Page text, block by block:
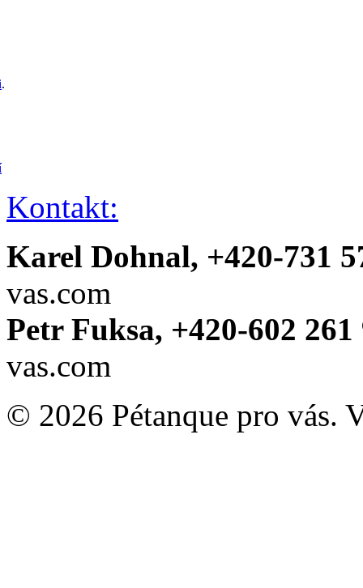
.
Kontakt:
Karel Dohnal, +420-731
vas.com
Petr Fuksa, +420-602 261
vas.com
© 2026 Pétanque pro vás.